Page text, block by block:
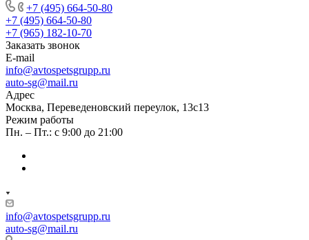
+7 (495) 664-50-80
+7 (495) 664-50-80
+7 (965) 182-10-70
Заказать звонок
E-mail
info@avtospetsgrupp.ru
auto-sg@mail.ru
Адрес
Москва, Переведеновский переулок, 13с13
Режим работы
Пн. – Пт.: с 9:00 до 21:00
info@avtospetsgrupp.ru
auto-sg@mail.ru